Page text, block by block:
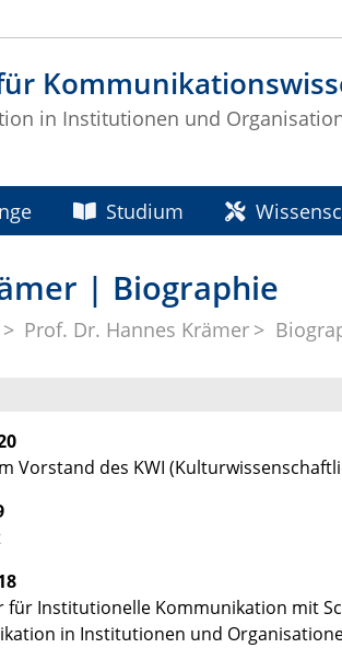
in Institutionen und
Studium
| Biographie
Prof. Dr. Hannes Krämer
Vorstand des KWI
für Institutionelle Kommunikation mit
in Institutionen und